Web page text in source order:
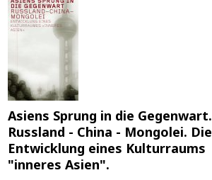
Asiens Sprung in die Gegenwart.
Russland - China - Mongolei. Die
Entwicklung eines Kulturraums
"inneres Asien".